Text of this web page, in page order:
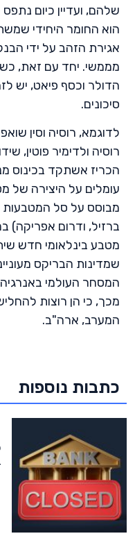
שלהם, ועדיין כיום
הוא החומר היחידי
אגירת הזהב על ידי
מממשי. יחד עם זאת,
הדולר וכסף פיאט, יש
סיכונים.
לדוגמא, רוסיה וסין
רוסיה ולדימיר פוטין,
עומלים על היצירה של
מבוסס על סל המטבעות
ברזיל, ודרום אפריקה)
מטבע בינלאומי חדש
שמדינות הבריקס
המסחר העולמי באנרגיה
מכך, כי הן רוצות
המערב, ארה"ב.
כתבות נוספות